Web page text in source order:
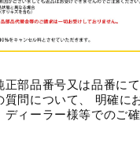
正部品番号又は品番に
質問について、 明確に
ディーラー様等でのご